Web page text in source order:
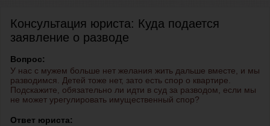
Консультация юриста: Куда подается
заявление о разводе
Вопрос:
У нас с мужем больше нет желания жить дальше вместе, и мы
разводимся. Детей тоже нет, зато есть спор о квартире.
Подскажите, обязательно ли идти в суд за разводом, если мы
не может урегулировать имущественный спор?
Ответ юриста: